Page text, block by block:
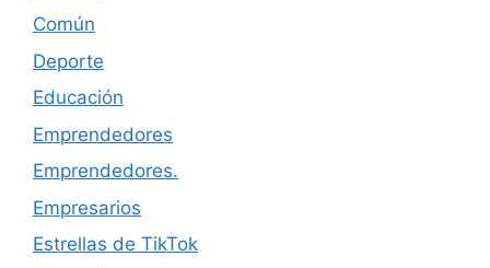
Común
Deporte
Educación
Emprendedores
Emprendedores.
Empresarios
Estrellas de TikTok